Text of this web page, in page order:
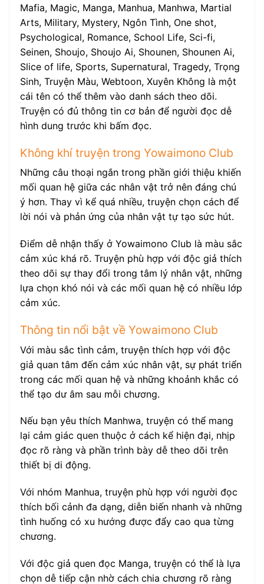
Mafia, Magic, Manga, Manhua, Manhwa, Martial
Arts, Military, Mystery, Ngôn Tình, One shot,
Psychological, Romance, School Life, Sci-fi,
Seinen, Shoujo, Shoujo Ai, Shounen, Shounen Ai,
Slice of life, Sports, Supernatural, Tragedy, Trọng
Sinh, Truyện Màu, Webtoon, Xuyên Không là một
cái tên có thể thêm vào danh sách theo dõi.
Truyện có đủ thông tin cơ bản để người đọc dễ
hình dung trước khi bấm đọc.
Không khí truyện trong Yowaimono Club
Những câu thoại ngắn trong phần giới thiệu khiến
mối quan hệ giữa các nhân vật trở nên đáng chú
ý hơn. Thay vì kể quá nhiều, truyện chọn cách để
lời nói và phản ứng của nhân vật tự tạo sức hút.
Điểm dễ nhận thấy ở Yowaimono Club là màu sắc
cảm xúc khá rõ. Truyện phù hợp với độc giả thích
theo dõi sự thay đổi trong tâm lý nhân vật, những
lựa chọn khó nói và các mối quan hệ có nhiều lớp
cảm xúc.
Thông tin nổi bật về Yowaimono Club
Với màu sắc tình cảm, truyện thích hợp với độc
giả quan tâm đến cảm xúc nhân vật, sự phát triển
trong các mối quan hệ và những khoảnh khắc có
thể tạo dư âm sau mỗi chương.
Nếu bạn yêu thích Manhwa, truyện có thể mang
lại cảm giác quen thuộc ở cách kể hiện đại, nhịp
đọc rõ ràng và phần trình bày dễ theo dõi trên
thiết bị di động.
Với nhóm Manhua, truyện phù hợp với người đọc
thích bối cảnh đa dạng, diễn biến nhanh và những
tình huống có xu hướng được đẩy cao qua từng
chương.
Với độc giả quen đọc Manga, truyện có thể là lựa
chọn dễ tiếp cận nhờ cách chia chương rõ ràng